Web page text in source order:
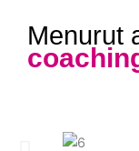
Menurut